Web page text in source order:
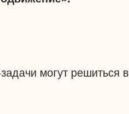
могут решиться